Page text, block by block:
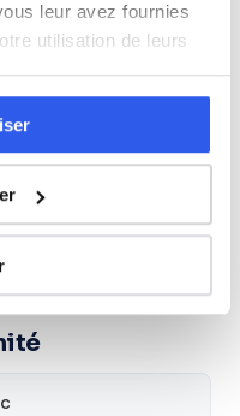
leur avez fournies
utilisation de leurs
Terminale